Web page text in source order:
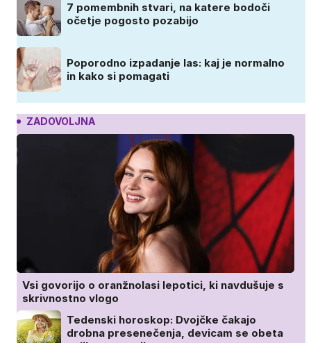
7 pomembnih stvari, na katere bodoči
očetje pogosto pozabijo
Poporodno izpadanje las: kaj je normalno
in kako si pomagati
ZADOVOLJNA
Vsi govorijo o oranžnolasi lepotici, ki navdušuje s
skrivnostno vlogo
Tedenski horoskop: Dvojčke čakajo
drobna presenečenja, devicam se obeta